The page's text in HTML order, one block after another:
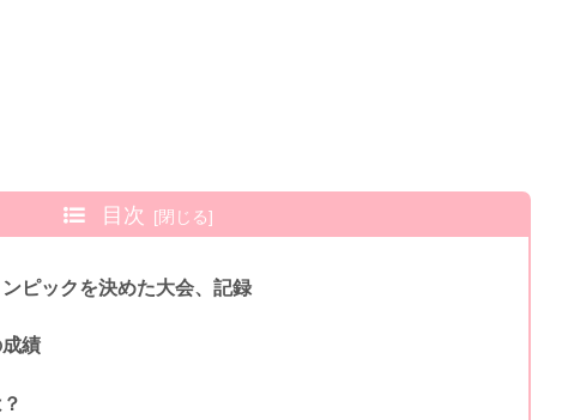
目次
ピックを決めた大会、記録
績